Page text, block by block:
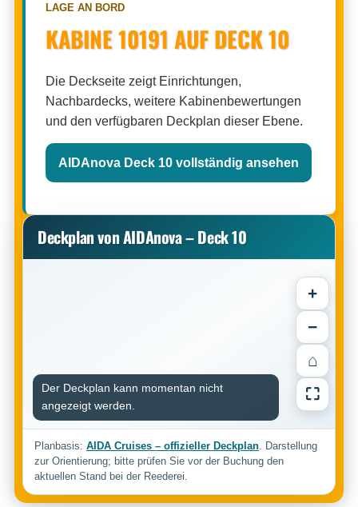
LAGE AN BORD
KABINE 10191 AUF DECK 10
Die Deckseite zeigt Einrichtungen,
Nachbardecks, weitere Kabinenbewertungen
und den verfügbaren Deckplan dieser Ebene.
AIDAnova Deck 10 vollständig ansehen
Deckplan von AIDAnova – Deck 10
+
−
⌂
⛶
Der Deckplan kann momentan nicht
angezeigt werden.
Planbasis: AIDA Cruises – offizieller Deckplan. Darstellung
zur Orientierung; bitte prüfen Sie vor der Buchung den
aktuellen Stand bei der Reederei.